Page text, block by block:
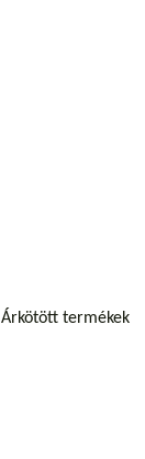
Árkötött termékek